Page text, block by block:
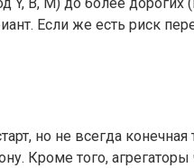
Если же есть риск
но не всегда
Кроме того,